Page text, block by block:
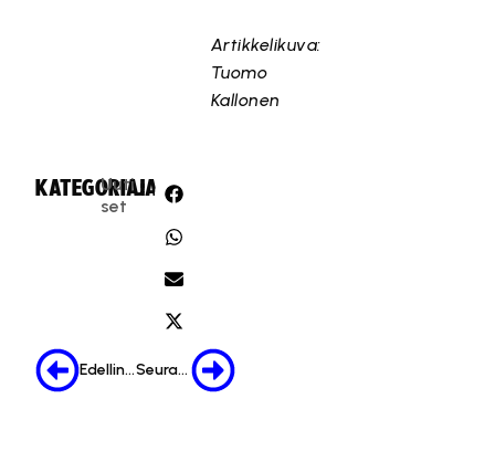
Artikkelikuva:
Tuomo
Kallonen
KATEGORIA:
Uuti
set
JAA:
Edellinen Seuraava